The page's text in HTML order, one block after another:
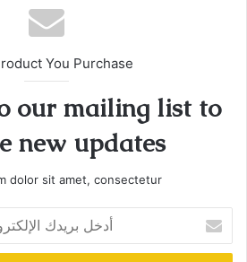
You Purchase
our mailing list to
new updates!
dolor sit amet, consectetur.
بريدك
الإلكتروني